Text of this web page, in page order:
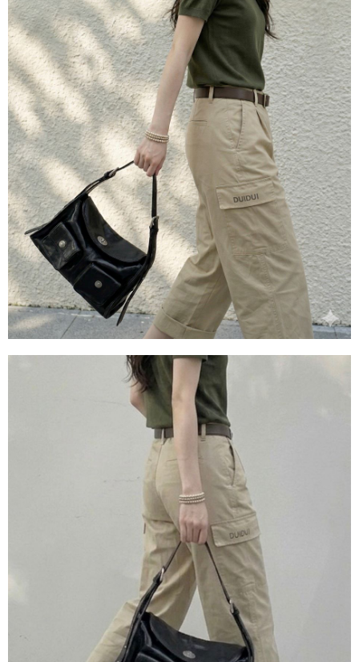
後付繳納相關費用。
※ 交易是否成功請以「AFTEE先享後付 」之結帳頁面顯示為準，若有關於
是否繳費成功／繳費後需取消欲退款等相關疑問，請聯繫「AFTEE先享後付
客戶支援中心」https://netprotections.freshdesk.com/support/home
【注意事項】
１．透過由恩沛科技股份有限公司提供之「AFTEE先享後付」服務完成之交
易，需依本服務之必要範圍內提供個人資料，並將交易相關給付款項請求債
權轉讓予恩沛科技股份有限公司。
２．關於個人資料處理事宜，請瀏覽以下網址：
https://aftee.tw/terms/#terms3
３．未成年的使用者請事先徵得法定代理人或監護人之同意方可使用
「AFTEE先享後付」，若未經同意申辦者引起之損失，本公司不負相關責
任。
４．使用「AFTEE先享後付」時，將依據個別帳號之用戶狀況，依本公司即
時審查核予不同之上限額度；若仍有額度不足之情形，本公司將視審查結果
請求用戶進行身份認證。
５．嚴禁一人註冊多個帳號或使用他人資訊註冊。若發現惡意使用之情形，
恩沛科技股份有限公司將有權停止該用戶之使用額度並採取法律行動。
付款後7-11取貨
每筆NT$60，滿NT$800(含以上)免運費
宅配
每筆NT$60，滿NT$800(含以上)免運費
外島宅配
每筆NT$255
國際配送 查看運費